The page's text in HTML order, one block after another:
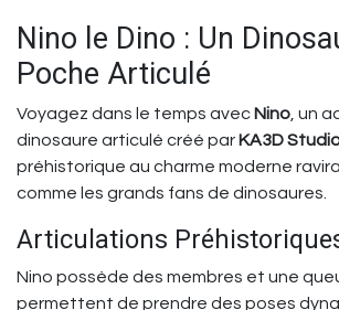
Nino le Dino : Un
Poche Articulé
Voyagez dans le temps avec Nino , un
dinosaure articulé créé par KA3D
préhistorique au charme moderne
comme les grands fans de dinosaures.
Articulations
Nino possède des membres et une
permettent de prendre des poses